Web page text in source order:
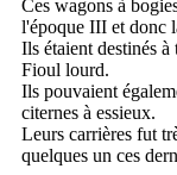
Ces wagons à
l'époque III et donc
Ils étaient destinés
Fioul lourd.
Ils pouvaient
citernes à essieux.
Leurs carrières fut
quelques un ces